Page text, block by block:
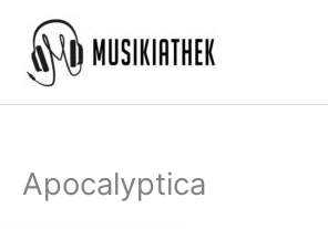
Inhalt
springen
Apocalyptica